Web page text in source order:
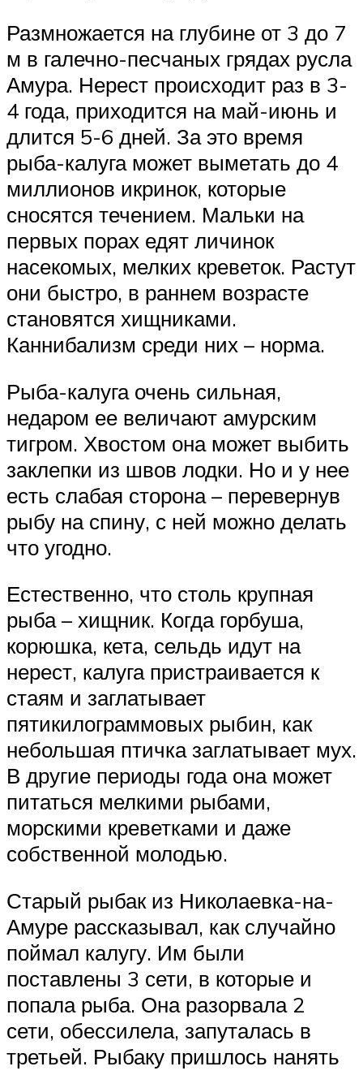
Размножается на глубине от 3 до 7
м в галечно-песчаных грядах русла
Амура. Нерест происходит раз в 3-
4 года, приходится на май-июнь и
длится 5-6 дней. За это время
рыба-калуга может выметать до 4
миллионов икринок, которые
сносятся течением. Мальки на
первых порах едят личинок
насекомых, мелких креветок. Растут
они быстро, в раннем возрасте
становятся хищниками.
Каннибализм среди них – норма.
Рыба-калуга очень сильная,
недаром ее величают амурским
тигром. Хвостом она может выбить
заклепки из швов лодки. Но и у нее
есть слабая сторона – перевернув
рыбу на спину, с ней можно делать
что угодно.
Естественно, что столь крупная
рыба – хищник. Когда горбуша,
корюшка, кета, сельдь идут на
нерест, калуга пристраивается к
стаям и заглатывает
пятикилограммовых рыбин, как
небольшая птичка заглатывает мух.
В другие периоды года она может
питаться мелкими рыбами,
морскими креветками и даже
собственной молодью.
Старый рыбак из Николаевка-на-
Амуре рассказывал, как случайно
поймал калугу. Им были
поставлены 3 сети, в которые и
попала рыба. Она разорвала 2
сети, обессилела, запуталась в
третьей. Рыбаку пришлось нанять